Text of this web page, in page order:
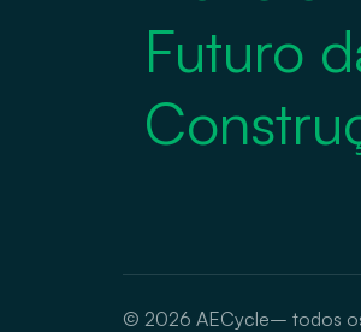
Futuro
© 2026 AECycle– todos